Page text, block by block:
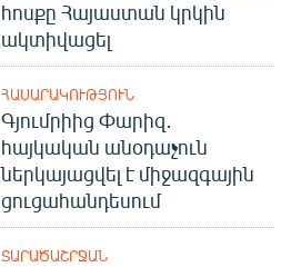
հոսքը Հայաստան կրկին
ակտիվացել
ՀԱՍԱՐԱԿՈՒԹՅՈՒՆ
Գյումրիից Փարիզ․
հայկական անօդաչուն
ներկայացվել է միջազգային
ցուցահանդեսում
ՏԱՐԱԾԱՇՐՋԱՆ